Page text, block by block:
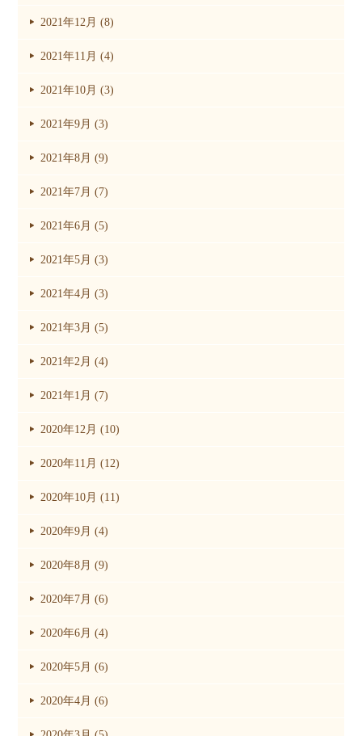
2021年12月 (8)
2021年11月 (4)
2021年10月 (3)
2021年9月 (3)
2021年8月 (9)
2021年7月 (7)
2021年6月 (5)
2021年5月 (3)
2021年4月 (3)
2021年3月 (5)
2021年2月 (4)
2021年1月 (7)
2020年12月 (10)
2020年11月 (12)
2020年10月 (11)
2020年9月 (4)
2020年8月 (9)
2020年7月 (6)
2020年6月 (4)
2020年5月 (6)
2020年4月 (6)